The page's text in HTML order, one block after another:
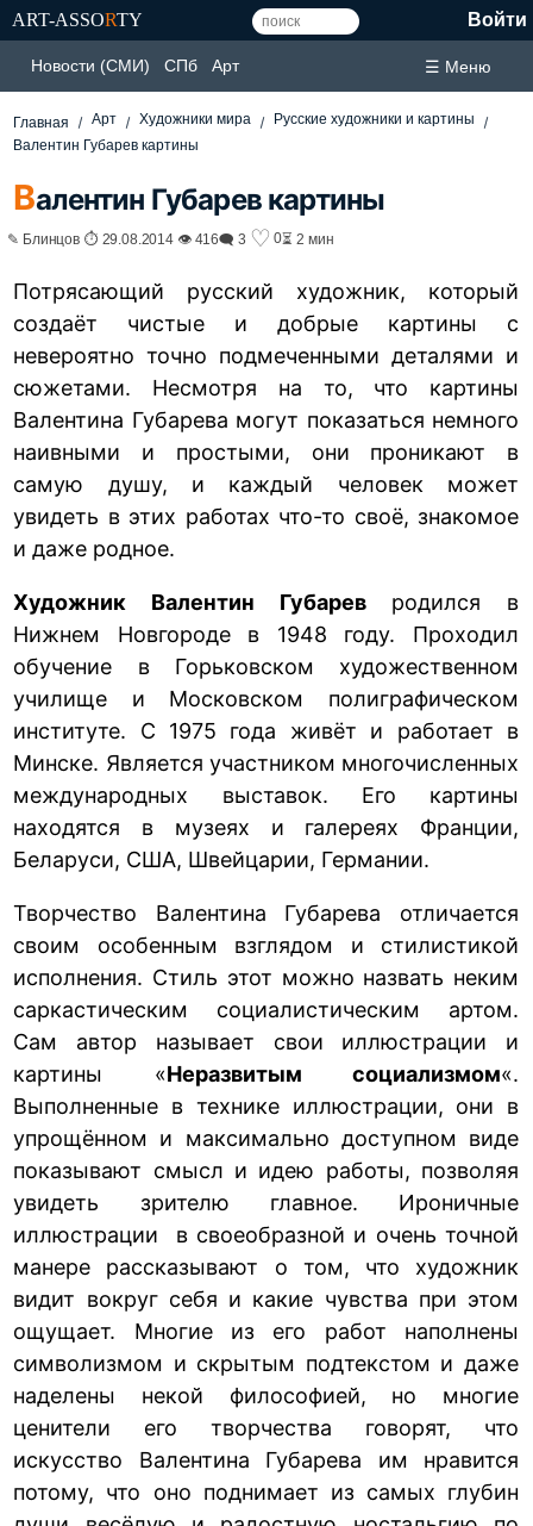
ART-ASSORTY Войти
Новости (СМИ) СПб Арт ☰ Меню
Главная Арт Художники мира
Русские художники и картины
Валентин Губарев картины
Валентин Губарев картины
✎ Блинцов ⏱ 29.08.2014 👁 416🗨 3 ♡ 0⏳ 2 мин
Потрясающий русский художник, который
создаёт чистые и добрые картины с
невероятно точно подмеченными деталями и
сюжетами. Несмотря на то, что картины
Валентина Губарева могут показаться немного
наивными и простыми, они проникают в
самую душу, и каждый человек может
увидеть в этих работах что-то своё, знакомое
и даже родное.
Художник Валентин Губаревродился в
Нижнем Новгороде в 1948 году. Проходил
обучение в Горьковском художественном
училище и Московском полиграфическом
институте. С 1975 года живёт и работает в
Минске. Является участником многочисленных
международных выставок. Его картины
находятся в музеях и галереях Франции,
Беларуси, США, Швейцарии, Германии.
Творчество Валентина Губарева отличается
своим особенным взглядом и стилистикой
исполнения. Стиль этот можно назвать неким
саркастическим социалистическим артом.
Сам автор называет свои иллюстрации и
картины «Неразвитым социализмом«.
Выполненные в технике иллюстрации, они в
упрощённом и максимально доступном виде
показывают смысл и идею работы, позволяя
увидеть зрителю главное. Ироничные
иллюстрации в своеобразной и очень точной
манере рассказывают о том, что художник
видит вокруг себя и какие чувства при этом
ощущает. Многие из его работ наполнены
символизмом и скрытым подтекстом и даже
наделены некой философией, но многие
ценители его творчества говорят, что
искусство Валентина Губарева им нравится
потому, что оно поднимает из самых глубин